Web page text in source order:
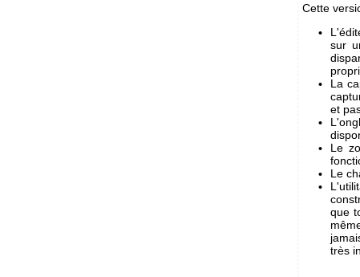
Cette
sur
La
et
Le
Le
que
très